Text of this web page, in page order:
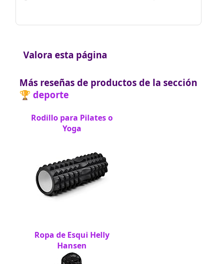
Valora esta página
Más reseñas de productos de la sección
🏆 deporte
Rodillo para Pilates o
Yoga
Ropa de Esqui Helly
Hansen